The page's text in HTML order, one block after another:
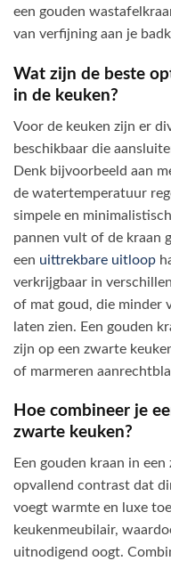
een gouden
van verfijning aan je
Wat zijn de beste
in de keuken?
Voor de keuken zijn er
beschikbaar die
Denk bijvoorbeeld aan
de watertemperatuur
simpele en
pannen vult of de kraan
een uittrekbare uitloop
verkrijgbaar in
of mat goud, die minder
laten zien. Een gouden
zijn op een zwarte
of marmeren
Hoe combineer je
zwarte keuken?
Een gouden kraan in
opvallend contrast dat
voegt warmte en luxe
keukenmeubilair,
uitnodigend oogt.